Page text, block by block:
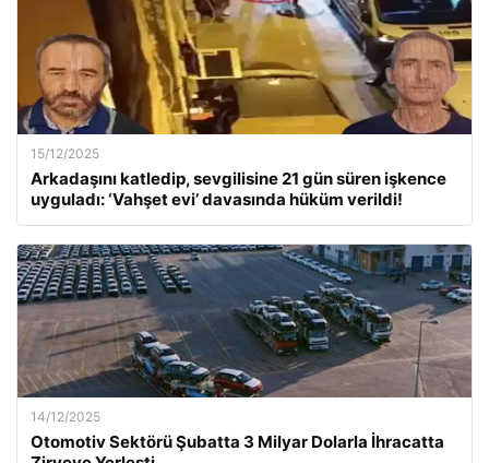
15/12/2025
Arkadaşını katledip, sevgilisine 21 gün süren işkence
uyguladı: ‘Vahşet evi’ davasında hüküm verildi!
14/12/2025
Otomotiv Sektörü Şubatta 3 Milyar Dolarla İhracatta